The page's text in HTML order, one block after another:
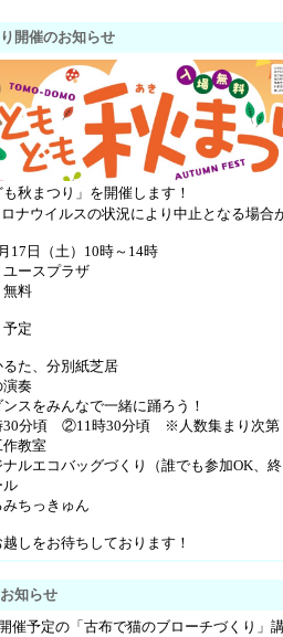
開催のお知らせ
も秋まつり」を開催します！
ナウイルスの状況により中止となる場合
17日（土）10時～14時
ースプラザ
無料
予定
るた、分別紙芝居
演奏
ンスをみんなで一緒に踊ろう！
分頃 ②11時30分頃 ※人数集まり次第
作教室
ルエコバッグづくり（誰でも参加OK、終
ル
みちっきゅん
しをお待ちしております！
知らせ
催予定の「古布で猫のブローチづくり」